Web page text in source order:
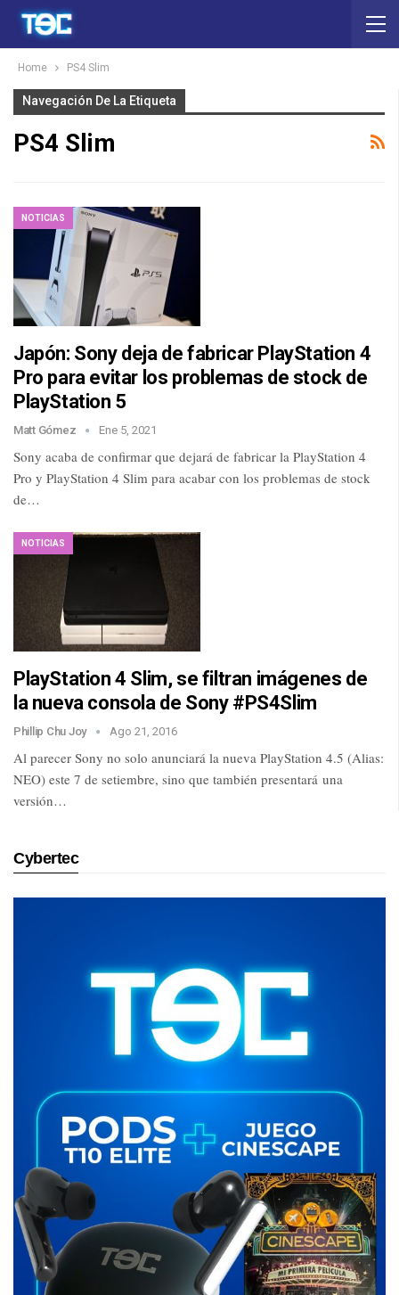
Home PS4 Slim
Navegación De La Etiqueta
PS4 Slim
NOTICIAS
Japón: Sony deja de fabricar PlayStation 4
Pro para evitar los problemas de stock de
PlayStation 5
Matt Gómez Ene 5, 2021
Sony acaba de confirmar que dejará de fabricar la PlayStation 4
Pro y PlayStation 4 Slim para acabar con los problemas de stock
de…
NOTICIAS
PlayStation 4 Slim, se filtran imágenes de
la nueva consola de Sony #PS4Slim
Phillip Chu Joy Ago 21, 2016
Al parecer Sony no solo anunciará la nueva PlayStation 4.5 (Alias:
NEO) este 7 de setiembre, sino que también presentará una
versión…
Cybertec